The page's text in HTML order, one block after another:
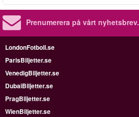
Prenumerera på vårt nyhetsbrev.
LondonFotboll.se
ParisBiljetter.se
VenedigBiljetter.se
DubaiBiljetter.se
PragBiljetter.se
WienBiljetter.se